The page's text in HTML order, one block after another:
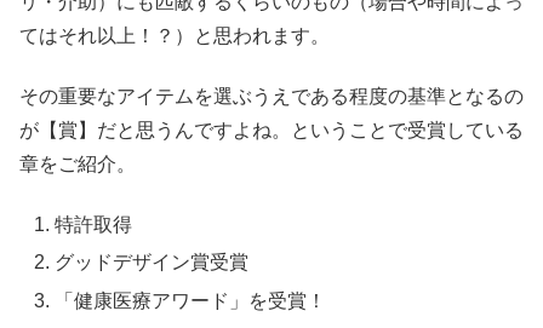
てはそれ以上！？）と思われます。
その重要なアイテムを選ぶうえである程度の基準となるの
が【賞】だと思うんですよね。ということで受賞している
章をご紹介。
特許取得
グッドデザイン賞受賞
「健康医療アワード」を受賞！